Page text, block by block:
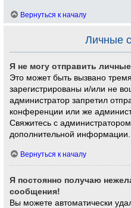
Вернуться к началу
Личные
Я не могу отправить
Это может быть вызвано
зарегистрированы и/или не
администратор запретил
конференции или же
Свяжитесь с
дополнительной информации.
Вернуться к началу
Я постоянно получаю
сообщения!
Вы можете автоматически